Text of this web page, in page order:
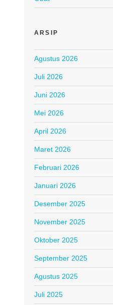
ARSIP
Agustus 2026
Juli 2026
Juni 2026
Mei 2026
April 2026
Maret 2026
Februari 2026
Januari 2026
Desember 2025
November 2025
Oktober 2025
September 2025
Agustus 2025
Juli 2025